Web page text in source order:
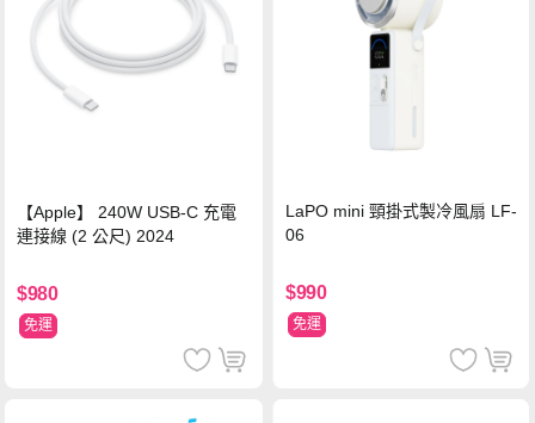
【Apple】 240W USB-C 充電
連接線 (2 公尺) 2024
$980
免運
LaPO mini 頸掛式製冷風扇 LF-
06
$990
免運